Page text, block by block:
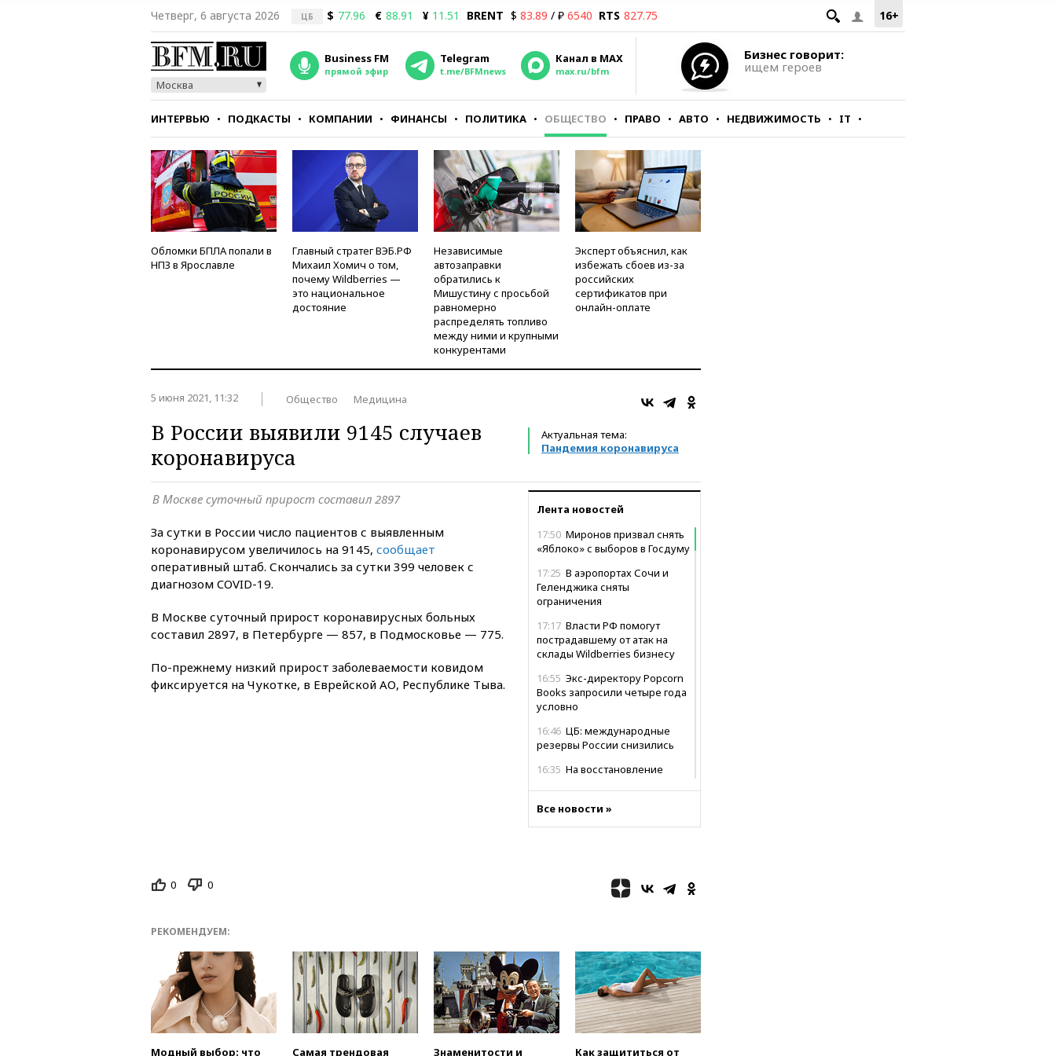
16+
Четверг, 6 августа 2026 ЦБ $ 77.96 € 88.91 ¥ 11.51 BRENT $ 83.89 / ₽ 6540 RTS 827.75
Москва
Business FM
прямой эфир
Telegram
t.me/BFMnews
Канал в MAX
max.ru/bfm
Бизнес говорит:
ищем героев
ИНТЕРВЬЮ ПОДКАСТЫ КОМПАНИИ ФИНАНСЫ ПОЛИТИКА ОБЩЕСТВО ПРАВО АВТО НЕДВИЖИМОСТЬ IT
СТИЛЬ ТЕСТЫ
Обломки БПЛА попали в
НПЗ в Ярославле
Главный стратег ВЭБ.РФ
Михаил Хомич о том,
почему Wildberries —
это национальное
достояние
Независимые
автозаправки
обратились к
Мишустину с просьбой
равномерно
распределять топливо
между ними и крупными
конкурентами
Эксперт объяснил, как
избежать сбоев из-за
российских
сертификатов при
онлайн-оплате
5 июня 2021, 11:32 Общество Медицина
Актуальная тема:
Пандемия коронавируса
В России выявили 9145 случаев
коронавируса
Лента новостей
17:50 Миронов призвал снять
«Яблоко» с выборов в Госдуму
17:25 В аэропортах Сочи и
Геленджика сняты
ограничения
17:17 Власти РФ помогут
пострадавшему от атак на
склады Wildberries бизнесу
16:55 Экс-директору Popcorn
Books запросили четыре года
условно
16:46 ЦБ: международные
резервы России снизились
16:35 На восстановление
5 введен в эксплуатацию
15:15
В половине штатов США
зафиксирована вспышка
сальмонеллеза
14:57
Жара в Европе может
нанести ущерб экономике в
размере €800 млрд
Все новости »
В Москве суточный прирост составил 2897
За сутки в России число пациентов с выявленным
коронавирусом увеличилось на 9145, сообщает
оперативный штаб. Скончались за сутки 399 человек с
диагнозом COVID-19.
В Москве суточный прирост коронавирусных больных
составил 2897, в Петербурге — 857, в Подмосковье — 775.
По-прежнему низкий прирост заболеваемости ковидом
фиксируется на Чукотке, в Еврейской АО, Республике Тыва.
0 0
РЕКОМЕНДУЕМ:
Модный выбор: что
Самая трендовая
Знаменитости и
Как защититься от